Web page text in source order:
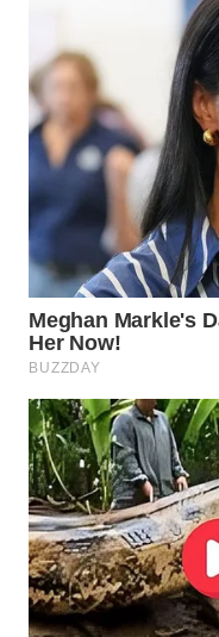
WN
SAMOSIR
WN
PADANG
LAWAS
WN
SUMEDANG
WN
CIANJUR
WN
KEPULAUAN
SERIBU
WN
TANGERANG
WN